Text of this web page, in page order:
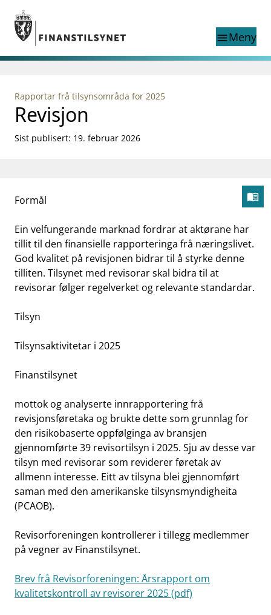
Gå til hovedinnhold
Gå til søkesiden
menuMeny
nettstedet
language
English
Tilsyn
Aktuelt
supervisor_accountForbrukerinformasjon
businessOm Finanstilsynet
mail_outlineKontakt oss
work_outlineJobb hos oss
Rapportar frå tilsynsområda for 2025
Revisjon
Sist publisert: 19. februar 2026
menu_book
Formål
Ein velfungerande marknad fordrar at aktørane har
tillit til den finansielle rapporteringa frå næringslivet.
God kvalitet på revisjonen bidrar til å styrke denne
tilliten. Tilsynet med revisorar skal bidra til at
revisorar følger regelverket og relevante standardar.
Tilsyn
Tilsynsaktivitetar i 2025
Finanstilsynet
mottok og analyserte innrapportering frå
revisjonsføretaka og brukte dette som grunnlag for
den risikobaserte oppfølginga av bransjen
gjennomførte 39 revisortilsyn i 2025. Sju av desse var
tilsyn med revisorar som reviderer føretak av
allmenn interesse. Eitt av tilsyna blei gjennomført
saman med den amerikanske tilsynsmyndigheita
(PCAOB).
Revisorforeningen kontrollerer i tillegg medlemmer
på vegner av Finanstilsynet.
Brev frå Revisorforeningen: Årsrapport om
kvalitetskontroll av revisorer 2025 (pdf)